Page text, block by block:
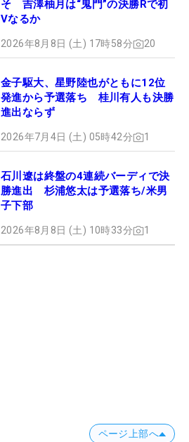
そ 吉澤柚月は“鬼門”の決勝Rで初
Vなるか
2026年8月8日 (土) 17時58分 20
金子駆大、星野陸也がともに12位
発進から予選落ち 桂川有人も決勝
進出ならず
2026年7月4日 (土) 05時42分 1
石川遼は終盤の4連続バーディで決
勝進出 杉浦悠太は予選落ち/米男
子下部
2026年8月8日 (土) 10時33分 1
ページ上部へ